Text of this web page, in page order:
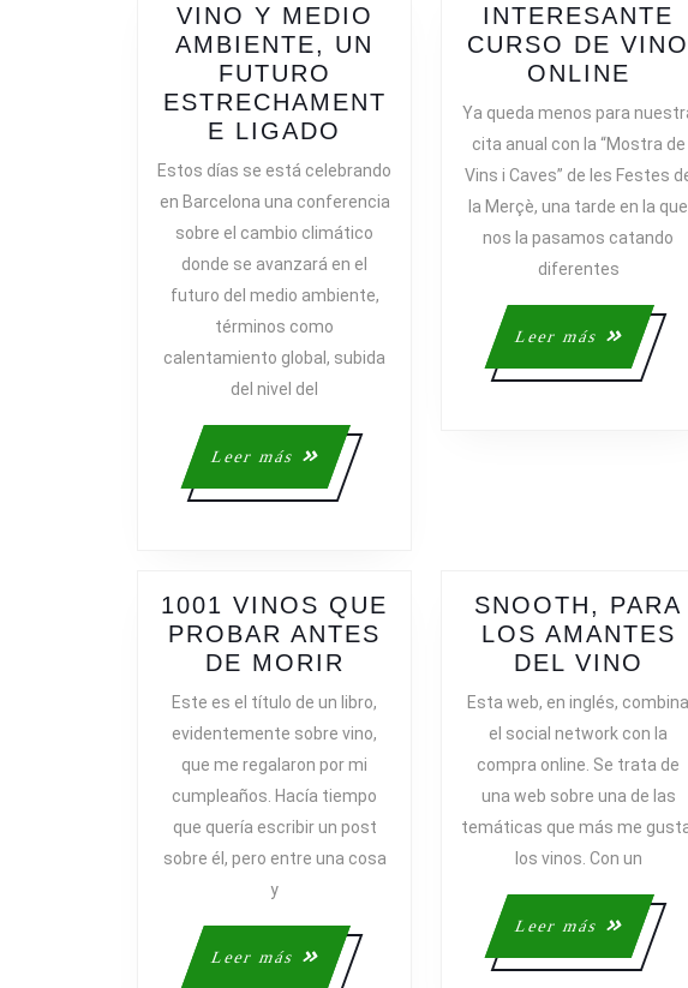
VINO Y MEDIO
AMBIENTE, UN
FUTURO
ESTRECHAMENT
E LIGADO
AMBIENTE,
UN
FUTURO
ESTRECHAMENTE
Estos días se está celebrando
en Barcelona una conferencia
sobre el cambio climático
donde se avanzará en el
futuro del medio ambiente,
términos como
calentamiento global, subida
del nivel del
Leer más
Leer
más
INTERESANTE
CURSO DE VINO
ONLINE
VINO
Ya queda menos para
cita anual con la “Mostra de
Vins i Caves” de les Festes
la Merçè, una tarde en la que
nos la pasamos catando
diferentes
Leer más
Leer
más
1001 VINOS QUE
PROBAR ANTES
DE MORIR
VINOS
QUE
PROBAR
ANTES
DE
MORIR
Este es el título de un libro,
evidentemente sobre vino,
que me regalaron por mi
cumpleaños. Hacía tiempo
que quería escribir un post
sobre él, pero entre una cosa
y
Leer más
Leer
más
SNOOTH, PARA
LOS AMANTES
DEL VINO
DEL
Esta web, en inglés, combina
el social network con la
compra online. Se trata de
una web sobre una de las
temáticas que más me
los vinos. Con un
Leer más
Leer
más